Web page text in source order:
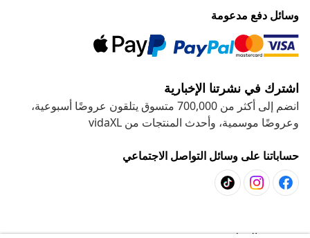
وسائل دفع مدعومة
اشترك في نشرتنا الإخبارية
انضم إلى أكثر من 700,000 متسوق يتلقون عروضًا أسبوعية،
وعروضًا موسمية، وأحدث المنتجات من vidaXL
حساباتنا على وسائل التواصل الاجتماعي